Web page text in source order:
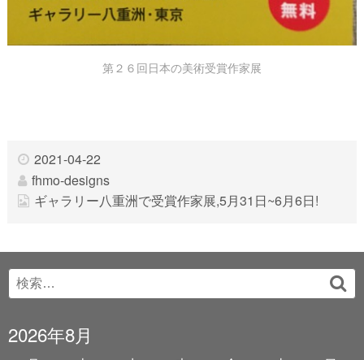
第２６回日本の美術受賞作家展
2021-04-22
fhmo-designs
ギャラリー八重洲で受賞作家展,5月31日~6月6日!
Search
for:
2026年8月